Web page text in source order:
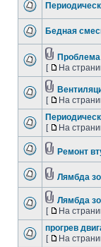
Бедная
[
На
[
На
[
На
Ремонт
Лямбда
Лямбда
[
На
прогрев
[
На